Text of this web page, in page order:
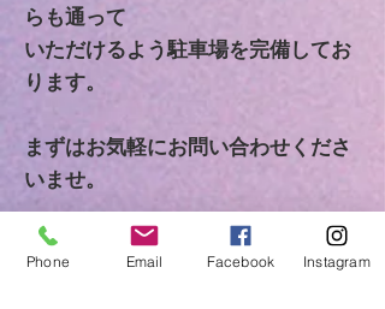
らも通って
いただけるよう駐車場を完備してお
ります。
​まずはお気軽にお問い合わせくださ
いませ。
Phone Email Facebook Instagram